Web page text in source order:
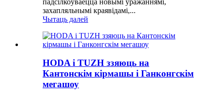
захапляльнымі краявідамі,...
Чытаць далей
HODA і TUZH ззяюць на
Кантонскім кірмашы і Ганконгскім
мегашоу